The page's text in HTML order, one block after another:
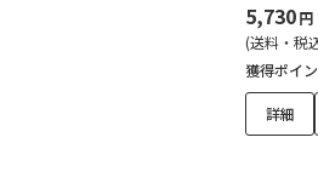
5,730円
(送料・税
獲得ポイン
詳細